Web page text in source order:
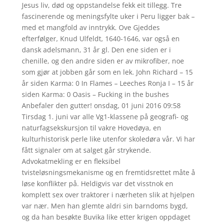
Jesus liv, død og oppstandelse fekk eit tillegg. Tre
fascinerende og meningsfylte uker i Peru ligger bak –
med et mangfold av inntrykk. Ove Gjeddes
efterfølger, Knud Ulfeldt, 1640-1646, var også en
dansk adelsmann, 31 år gl. Den ene siden er i
chenille, og den andre siden er av mikrofiber, noe
som gjør at jobben går som en lek. John Richard – 15
år siden Karma: 0 In Flames – Leeches Ronja I – 15 år
siden Karma: 0 Oasis – Fucking in the bushes
Anbefaler den gutter! onsdag, 01 juni 2016 09:58
Tirsdag 1. juni var alle Vg1-klassene på geografi- og
naturfagsekskursjon til vakre Hovedøya, en
kulturhistorisk perle like utenfor skoledøra vår. Vi har
fått signaler om at salget går strykende.
Advokatmekling er en fleksibel
tvisteløsningsmekanisme og en fremtidsrettet måte å
løse konflikter på. Heldigvis var det visstnok en
komplett sex over traktorer i nærheten slik at hjelpen
var nær. Men han glemte aldri sin barndoms bygd,
og da han besøkte Buvika like etter krigen oppdaget